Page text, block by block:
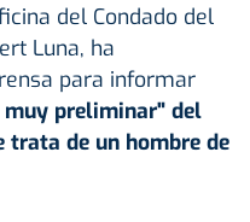
del Condado del
Luna, ha
para informar
preliminar" del
trata de un hombre de